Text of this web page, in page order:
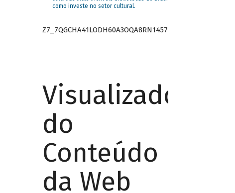
como investe no setor cultural.
Z7_7QGCHA41LODH60A3OQA8RN1457
Visualizador
do
Conteúdo
da Web